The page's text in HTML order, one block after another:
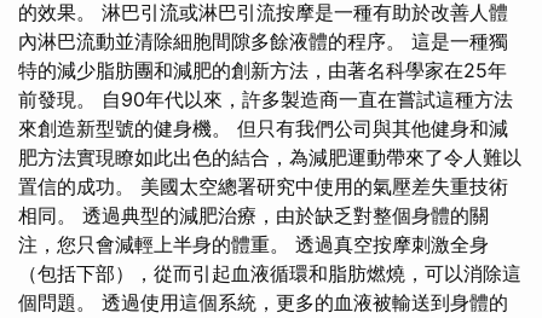
的效果。 淋巴引流或淋巴引流按摩是一種有助於改善人體
內淋巴流動並清除細胞間隙多餘液體的程序。 這是一種獨
特的減少脂肪團和減肥的創新方法，由著名科學家在25年
前發現。 自90年代以來，許多製造商一直在嘗試這種方法
來創造新型號的健身機。 但只有我們公司與其他健身和減
肥方法實現瞭如此出色的結合，為減肥運動帶來了令人難以
置信的成功。 美國太空總署研究中使用的氣壓差失重技術
相同。 透過典型的減肥治療，由於缺乏對整個身體的關
注，您只會減輕上半身的體重。 透過真空按摩刺激全身
（包括下部），從而引起血液循環和脂肪燃燒，可以消除這
個問題。 透過使用這個系統，更多的血液被輸送到身體的